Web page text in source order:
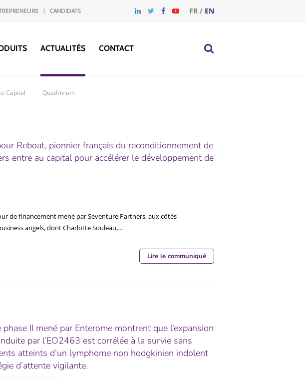
FR / EN
CANDIDATS
ACTUALITÉS CONTACT
Capital Quadrivium
Reboat, pionnier français du reconditionnement de
entre au capital pour accélérer le développement de
de financement mené par Seventure Partners, aux côtés
angels, dont Charlotte Souleau,...
Lire le communiqué
phase II mené par Enterome montrent que l’expansion
par l’EO2463 est corrélée à la survie sans
atteints d’un lymphome non hodgkinien indolent
d’attente vigilante.